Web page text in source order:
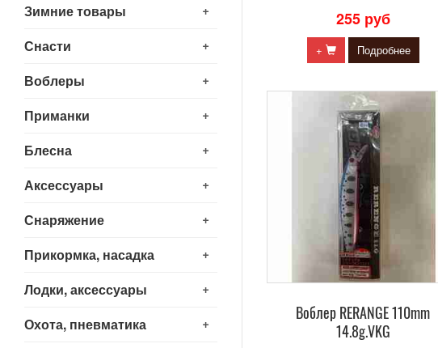
+
Зимние товары
+
Снасти
+
Воблеры
+
Приманки
+
Блесна
+
Аксессуары
+
Снаряжение
+
Прикормка, насадка
+
Лодки, аксессуары
+
Охота, пневматика
255 руб
+ Подробнее
Воблер RERANGE 110mm
14.8g.VKG